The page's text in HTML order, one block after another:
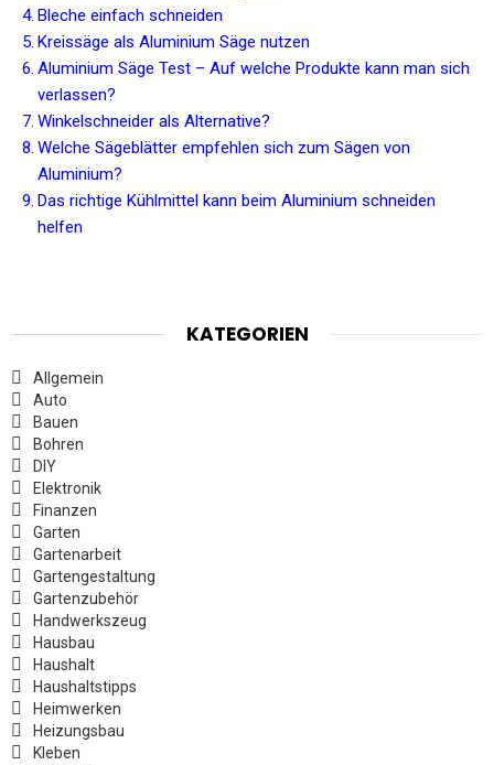
Bleche einfach schneiden
Kreissäge als Aluminium Säge nutzen
Aluminium Säge Test – Auf welche Produkte kann man sich
verlassen?
Winkelschneider als Alternative?
Welche Sägeblätter empfehlen sich zum Sägen von
Aluminium?
Das richtige Kühlmittel kann beim Aluminium schneiden
helfen
KATEGORIEN
Allgemein
Auto
Bauen
Bohren
DIY
Elektronik
Finanzen
Garten
Gartenarbeit
Gartengestaltung
Gartenzubehör
Handwerkszeug
Hausbau
Haushalt
Haushaltstipps
Heimwerken
Heizungsbau
Kleben